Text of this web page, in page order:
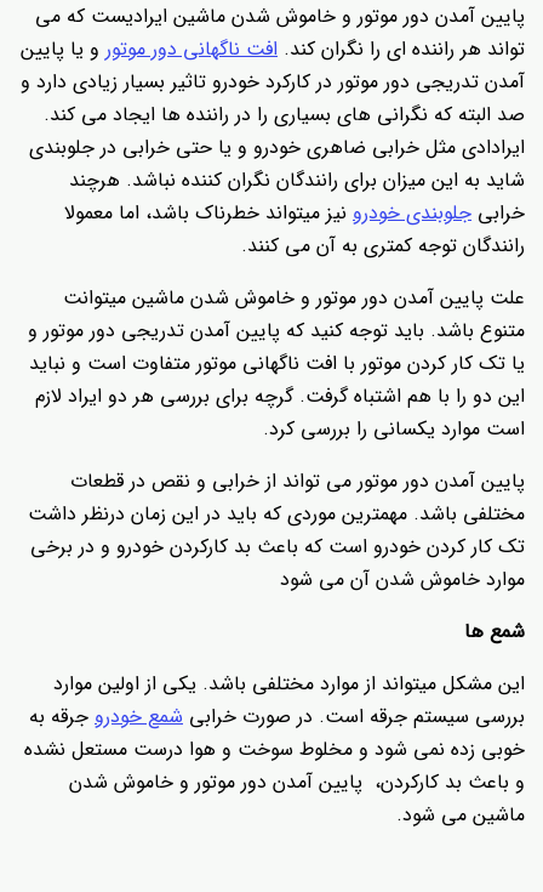
پایین آمدن دور موتور و خاموش شدن ماشین ایرادیست که می
تواند هر راننده ای را نگران کند. افت ناگهانی دور موتور و یا پایین
آمدن تدریجی دور موتور در کارکرد خودرو تاثیر بسیار زیادی دارد و
صد البته که نگرانی های بسیاری را در راننده ها ایجاد می کند.
ایرادادی مثل خرابی ضاهری خودرو و یا حتی خرابی در جلوبندی
شاید به این میزان برای رانندگان نگران کننده نباشد. هرچند
خرابی جلوبندی خودرو نیز میتواند خطرناک باشد، اما معمولا
رانندگان توجه کمتری به آن می کنند.
علت پایین آمدن دور موتور و خاموش شدن ماشین میتوانت
متنوع باشد. باید توجه کنید که پایین آمدن تدریجی دور موتور و
یا تک کار کردن موتور با افت ناگهانی موتور متفاوت است و نباید
این دو را با هم اشتباه گرفت. گرچه برای بررسی هر دو ایراد لازم
است موارد یکسانی را بررسی کرد.
پایین آمدن دور موتور می تواند از خرابی و نقص در قطعات
مختلفی باشد. مهمترین موردی که باید در این زمان درنظر داشت
تک کار کردن خودرو است که باعث بد کارکردن خودرو و در برخی
موارد خاموش شدن آن می شود
شمع ها
این مشکل میتواند از موارد مختلفی باشد. یکی از اولین موارد
بررسی سیستم جرقه است. در صورت خرابی شمع خودرو جرقه به
خوبی زده نمی شود و مخلوط سوخت و هوا درست مستعل نشده
و باعث بد کارکردن، پایین آمدن دور موتور و خاموش شدن
ماشین می شود.